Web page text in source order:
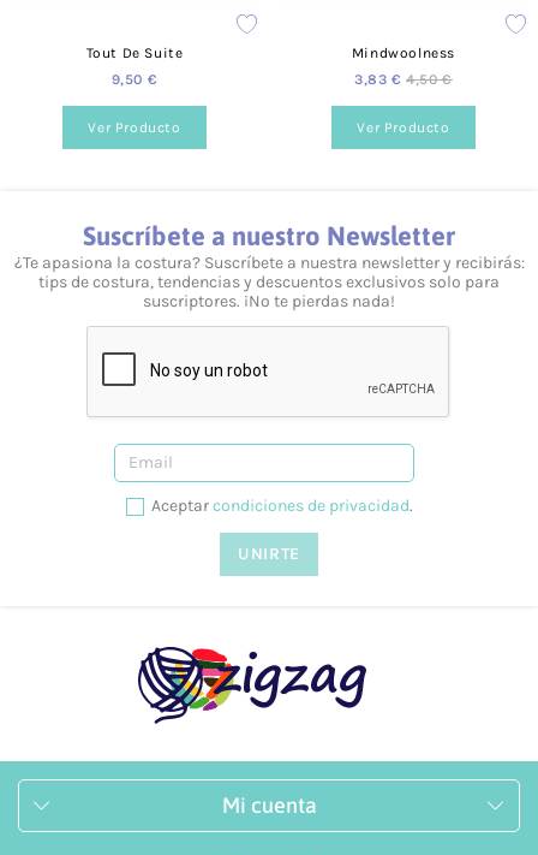
¿Puedo elegir el color del producto?
encontrarás distintos formatos de color y estilo.
¿Realizáis envíos gratuitos?
Sí, a partir de los 40 €.
Sí, tenemos talleres adaptados a todos los niveles y
¿Prestáis asesoramiento?
Sí, te podemos ayudar en lo que necesites. Resolvemos tus
Tout De Suite
9,50 €
Ver Producto
Mindwoolness
3,83 € 4,50 €
Ver Producto
Suscríbete a nuestro Newsletter
¿Te apasiona la costura? Suscríbete a nuestra newsletter y recibirás:
tips de costura, tendencias y descuentos exclusivos solo para
suscriptores. ¡No te pierdas nada!
Aceptarcondiciones de privacidad.
Mi cuenta